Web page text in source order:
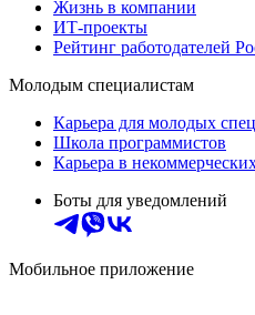
Жизнь в компании
ИТ-проекты
Рейтинг работодателей
Молодым специалистам
Карьера для молодых
Школа программистов
Карьера в
Боты для уведомлений
Мобильное приложение